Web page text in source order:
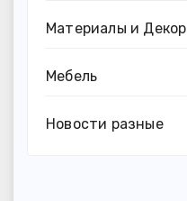
Материалы и Декор
Мебель
Новости разные